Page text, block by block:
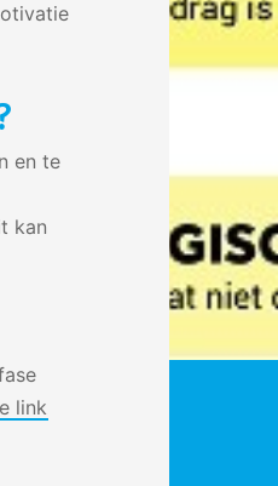
en te
kan
link